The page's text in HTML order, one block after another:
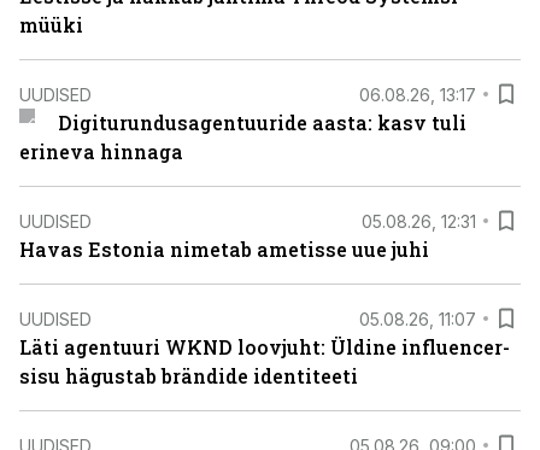
müüki
UUDISED 06.08.26, 13:17
Digiturundusagentuuride aasta: kasv tuli
erineva hinnaga
UUDISED 05.08.26, 12:31
Havas Estonia nimetab ametisse uue juhi
UUDISED 05.08.26, 11:07
Läti agentuuri WKND loovjuht: Üldine influencer-
sisu hägustab brändide identiteeti
UUDISED 05.08.26, 09:00